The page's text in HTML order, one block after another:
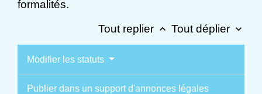
formalités.
Tout replier keyboard_arrow_up Tout déplier keyboard_arrow_down
Modifier les statuts
Publier dans un support d'annonces légales